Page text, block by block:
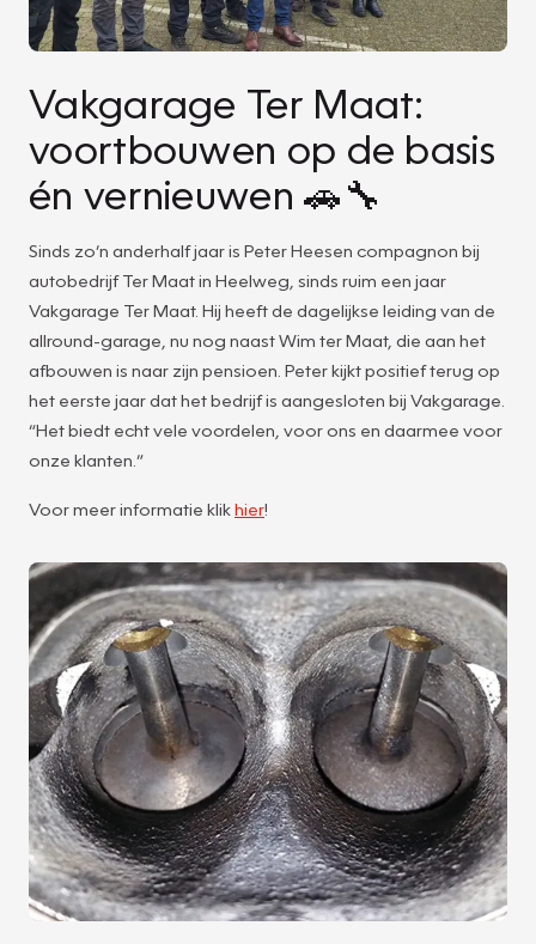
Vakgarage Ter Maat:
voortbouwen op de basis
én vernieuwen 🚗🔧
Sinds zo’n anderhalf jaar is Peter Heesen compagnon bij
autobedrijf Ter Maat in Heelweg, sinds ruim een jaar
Vakgarage Ter Maat. Hij heeft de dagelijkse leiding van de
allround-garage, nu nog naast Wim ter Maat, die aan het
afbouwen is naar zijn pensioen. Peter kijkt positief terug op
het eerste jaar dat het bedrijf is aangesloten bij Vakgarage.
“Het biedt echt vele voordelen, voor ons en daarmee voor
onze klanten.”
Voor meer informatie klikhier!